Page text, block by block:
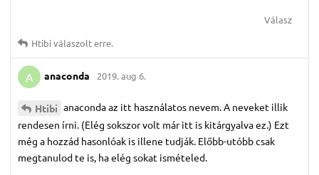
Válasz
Htibiválaszolt erre.
A anaconda 2019. aug 6.
Htibi anaconda az itt használatos nevem. A neveket illik
rendesen írni. (Elég sokszor volt már itt is kitárgyalva ez.) Ezt
még a hozzád hasonlóak is illene tudják. Előbb-utóbb csak
megtanulod te is, ha elég sokat ismételed.